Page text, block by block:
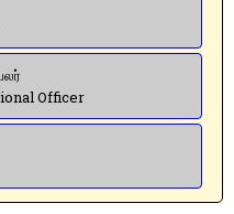
Officer